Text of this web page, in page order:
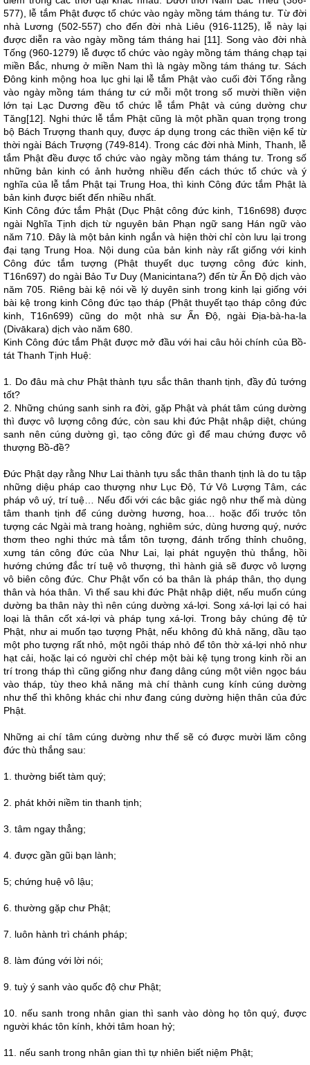
577), lễ tắm Phật được tổ chức vào ngày mồng tám tháng tư. Từ đời
nhà Lương (502-557) cho đến đời nhà Liêu (916-1125), lễ này lại
được diễn ra vào ngày mồng tám tháng hai [11]. Song vào đời nhà
Tống (960-1279) lễ được tổ chức vào ngày mồng tám tháng chạp tại
miền Bắc, nhưng ở miền Nam thì là ngày mồng tám tháng tư. Sách
Đông kinh mộng hoa lục ghi lại lễ tắm Phật vào cuối đời Tống rằng
vào ngày mồng tám tháng tư cứ mỗi một trong số mười thiền viện
lớn tại Lạc Dương đều tổ chức lễ tắm Phật và cúng dường chư
Tăng[12]. Nghi thức lễ tắm Phật cũng là một phần quan trọng trong
bộ Bách Trượng thanh quy, được áp dụng trong các thiền viện kể từ
thời ngài Bách Trượng (749-814). Trong các đời nhà Minh, Thanh, lễ
tắm Phật đều được tổ chức vào ngày mồng tám tháng tư. Trong số
những bản kinh có ảnh hưởng nhiều đến cách thức tổ chức và ý
nghĩa của lễ tắm Phật tại Trung Hoa, thì kinh Công đức tắm Phật là
bản kinh được biết đến nhiều nhất.
Kinh Công đức tắm Phật (Dục Phật công đức kinh, T16n698) được
ngài Nghĩa Tịnh dịch từ nguyên bản Phạn ngữ sang Hán ngữ vào
năm 710. Đây là một bản kinh ngắn và hiện thời chỉ còn lưu lại trong
đại tạng Trung Hoa. Nội dung của bản kinh này rất giống với kinh
Công đức tắm tượng (Phật thuyết dục tượng công đức kinh,
T16n697) do ngài Bảo Tư Duy (Manicintana?) đến từ Ấn Độ dịch vào
năm 705. Riêng bài kệ nói về lý duyên sinh trong kinh lại giống với
bài kệ trong kinh Công đức tạo tháp (Phật thuyết tạo tháp công đức
kinh, T16n699) cũng do một nhà sư Ấn Độ, ngài Địa-bà-ha-la
(Divākara) dịch vào năm 680.
Kinh Công đức tắm Phật được mở đầu với hai câu hỏi chính của Bồ-
tát Thanh Tịnh Huệ:
1. Do đâu mà chư Phật thành tựu sắc thân thanh tịnh, đầy đủ tướng
tốt?
2. Những chúng sanh sinh ra đời, gặp Phật và phát tâm cúng dường
thì được vô lượng công đức, còn sau khi đức Phật nhập diệt, chúng
sanh nên cúng dường gì, tạo công đức gì để mau chứng được vô
thượng Bồ-đề?
Đức Phật dạy rằng Như Lai thành tựu sắc thân thanh tịnh là do tu tập
những diệu pháp cao thượng như Lục Độ, Tứ Vô Lượng Tâm, các
pháp vô uý, trí tuệ… Nếu đối với các bậc giác ngộ như thế mà dùng
tâm thanh tịnh để cúng dường hương, hoa… hoặc đối trước tôn
tượng các Ngài mà trang hoàng, nghiêm sức, dùng hương quý, nước
thơm theo nghi thức mà tắm tôn tượng, đánh trống thỉnh chuông,
xưng tán công đức của Như Lai, lại phát nguyện thù thắng, hồi
hướng chứng đắc trí tuệ vô thượng, thì hành giả sẽ được vô lượng
vô biên công đức. Chư Phật vốn có ba thân là pháp thân, thọ dụng
thân và hóa thân. Vì thế sau khi đức Phật nhập diệt, nếu muốn cúng
dường ba thân này thì nên cúng dường xá-lợi. Song xá-lợi lại có hai
loại là thân cốt xá-lợi và pháp tụng xá-lợi. Trong bảy chúng đệ tử
Phật, như ai muốn tạo tượng Phật, nếu không đủ khả năng, dầu tạo
một pho tượng rất nhỏ, một ngôi tháp nhỏ để tôn thờ xá-lợi nhỏ như
hạt cải, hoặc lại có người chỉ chép một bài kệ tụng trong kinh rồi an
trí trong tháp thì cũng giống như đang dâng cúng một viên ngọc báu
vào tháp, tùy theo khả năng mà chí thành cung kính cúng dường
như thế thì không khác chi như đang cúng dường hiện thân của đức
Phật.
Những ai chí tâm cúng dường như thế sẽ có được mười lăm công
đức thù thắng sau:
1. thường biết tàm quý;
2. phát khởi niềm tin thanh tịnh;
3. tâm ngay thẳng;
4. được gần gũi bạn lành;
5; chứng huệ vô lậu;
6. thường gặp chư Phật;
7. luôn hành trì chánh pháp;
8. làm đúng với lời nói;
9. tuỳ ý sanh vào quốc độ chư Phật;
10. nếu sanh trong nhân gian thì sanh vào dòng họ tôn quý, được
người khác tôn kính, khởi tâm hoan hỷ;
11. nếu sanh trong nhân gian thì tự nhiên biết niệm Phật;